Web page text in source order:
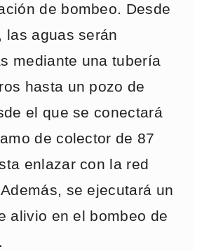
de bombeo. Desde
las aguas serán
mediante una tubería
hasta un pozo de
el que se conectará
de colector de 87
enlazar con la red
se ejecutará un
alivio en el bombeo de